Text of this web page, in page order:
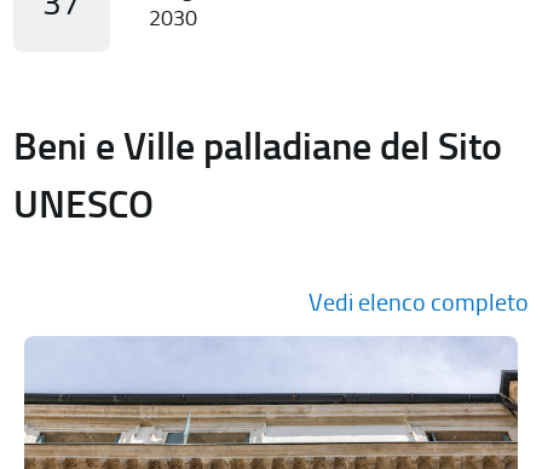
2030
Beni e Ville palladiane del Sito
UNESCO
Vedi elenco completo